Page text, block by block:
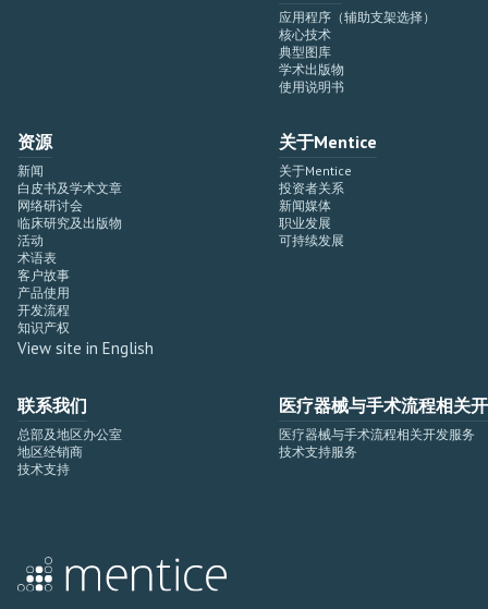
应用程序（辅助支架选择）
核心技术
典型图库
学术出版物
使用说明书
资源
新闻
白皮书及学术文章
网络研讨会
临床研究及出版物
活动
术语表
客户故事
产品使用
开发流程
知识产权
View site in English
关于Mentice
关于Mentice
投资者关系
新闻媒体
职业发展
可持续发展
联系我们
总部及地区办公室
地区经销商
技术支持
医疗器械与手术流程相关
医疗器械与手术流程相关开发服务
技术支持服务